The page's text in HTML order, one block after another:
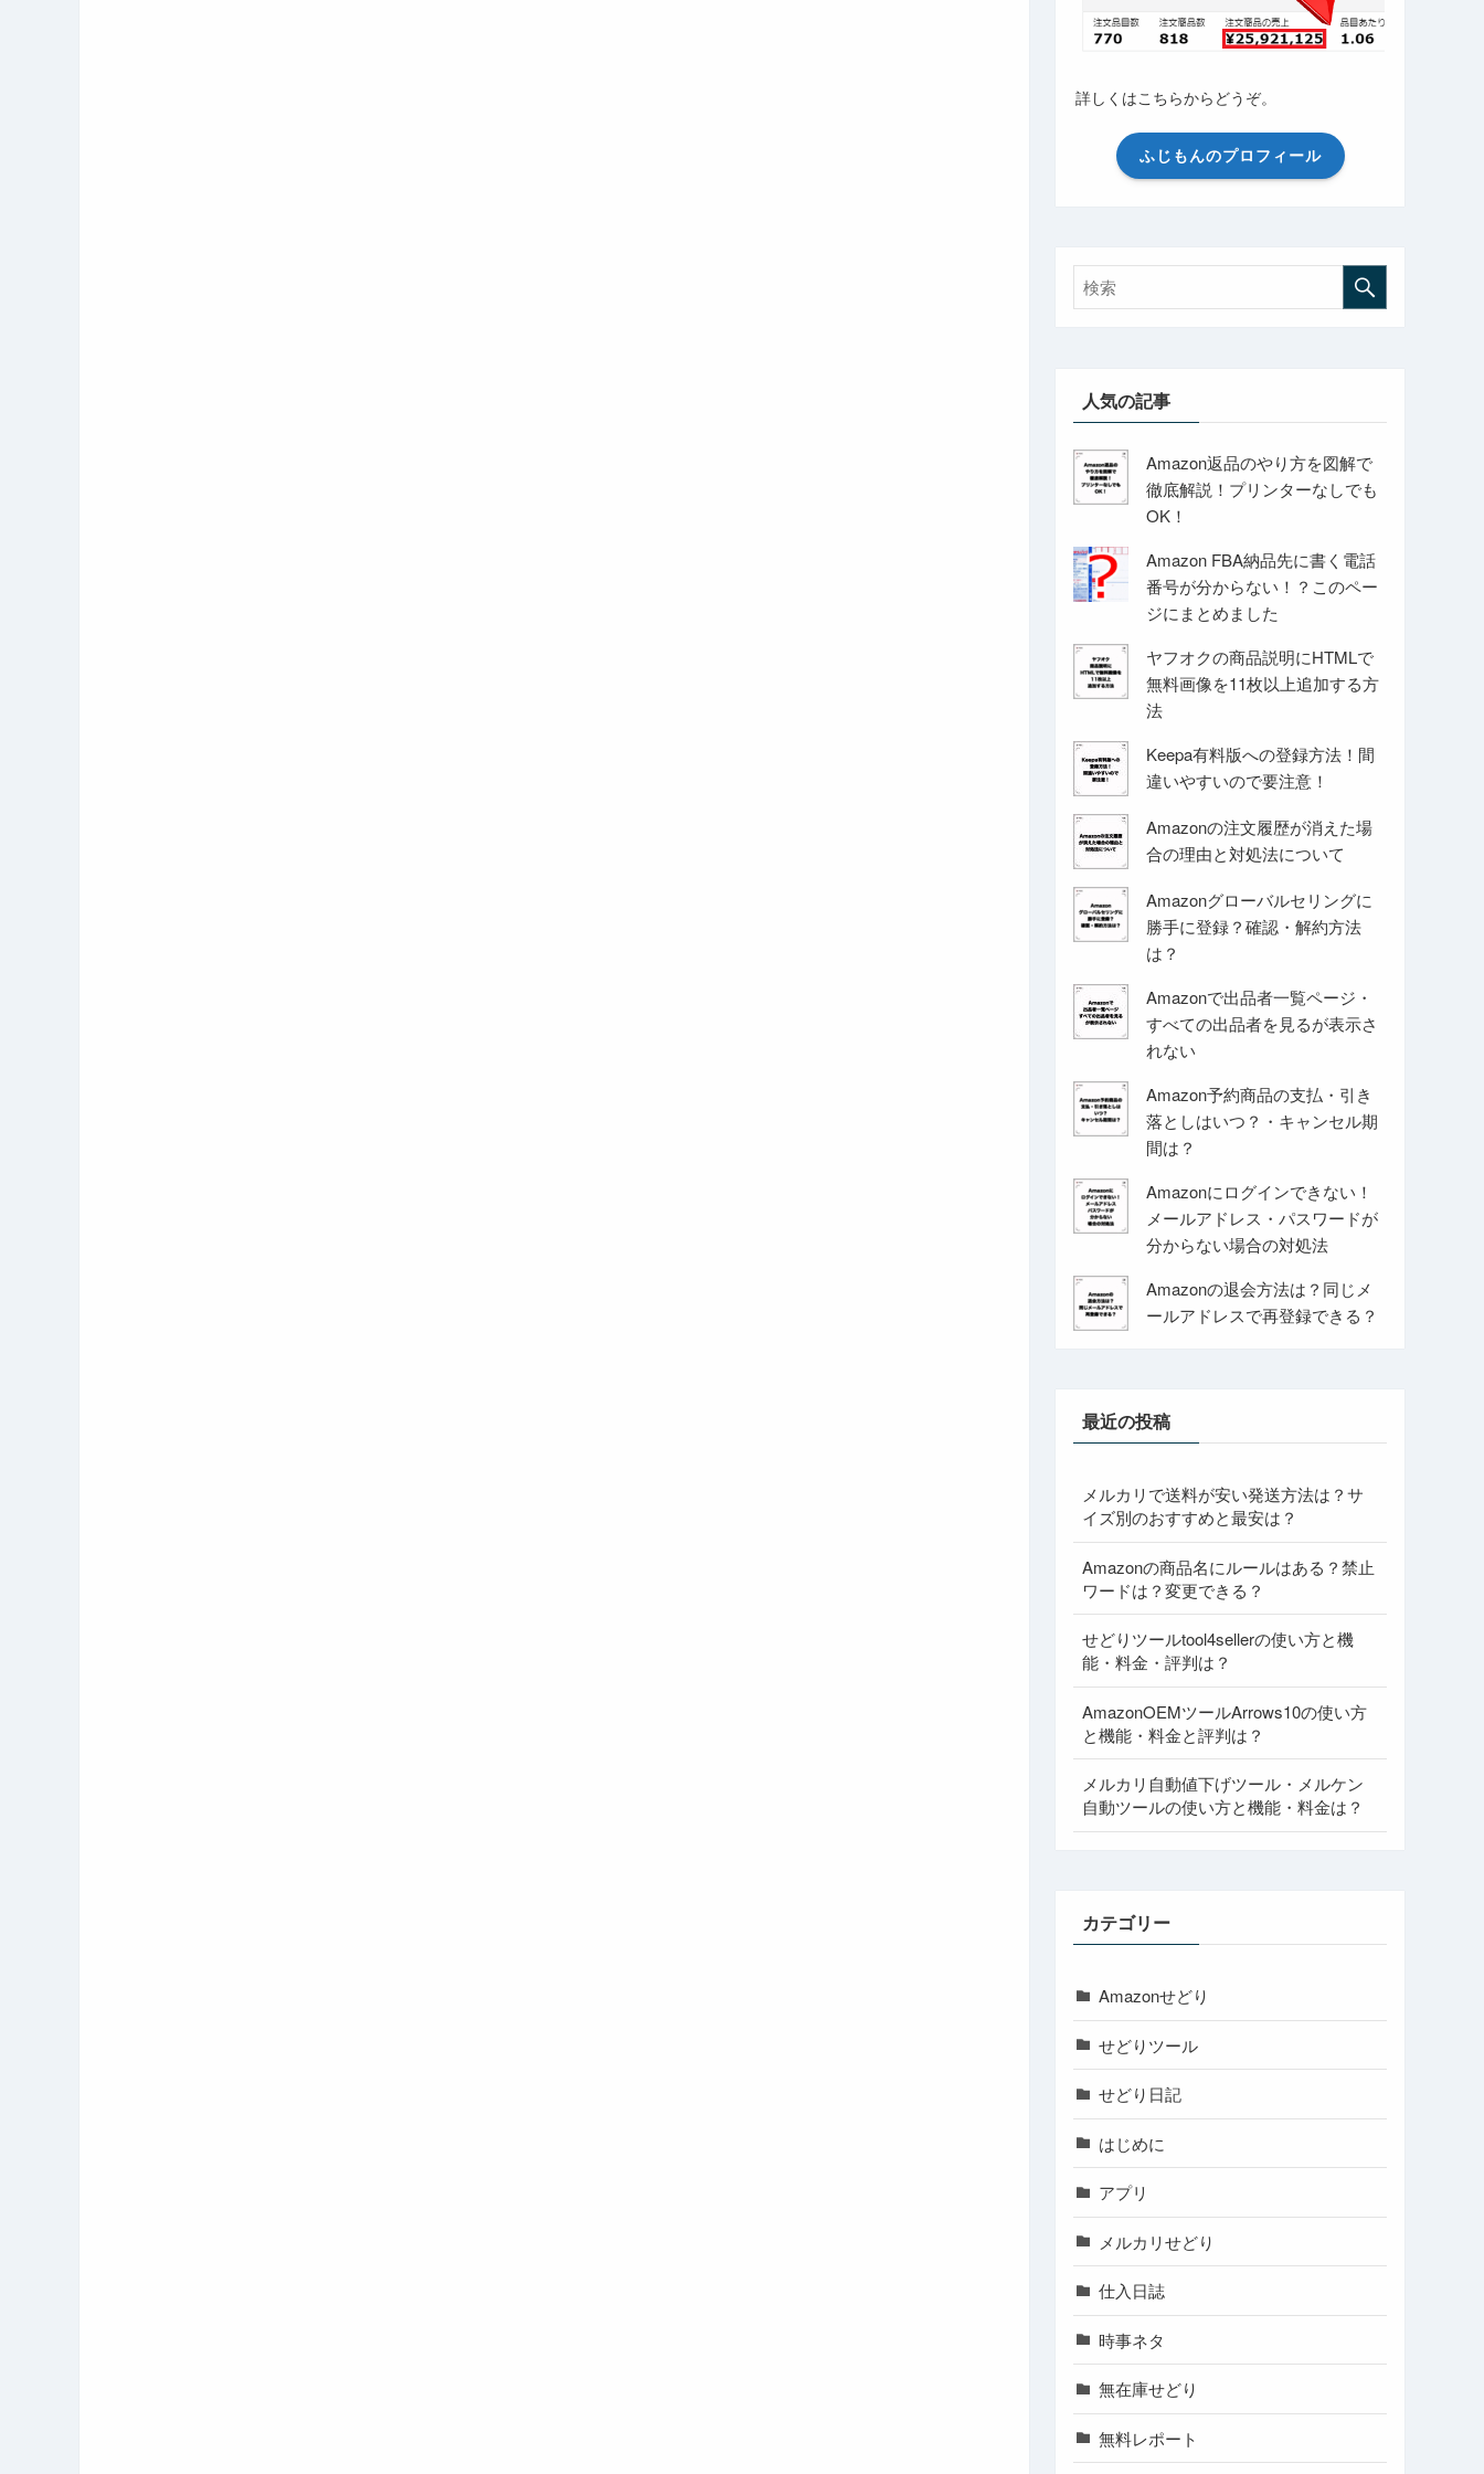
詳しくはこちらからどうぞ。
ふじもんのプロフィール
人気の記事
Amazon返品のやり方を図解で
徹底解説！プリンターなしでも
OK！
Amazon FBA納品先に書く電話
番号が分からない！？このペー
ジにまとめました
ヤフオクの商品説明にHTMLで
無料画像を11枚以上追加する方
法
Keepa有料版への登録方法！間
違いやすいので要注意！
Amazonの注文履歴が消えた場
合の理由と対処法について
Amazonグローバルセリングに
勝手に登録？確認・解約方法
は？
Amazonで出品者一覧ページ・
すべての出品者を見るが表示さ
れない
Amazon予約商品の支払・引き
落としはいつ？・キャンセル期
間は？
Amazonにログインできない！
メールアドレス・パスワードが
分からない場合の対処法
Amazonの退会方法は？同じメ
ールアドレスで再登録できる？
最近の投稿
メルカリで送料が安い発送方法は？サ
イズ別のおすすめと最安は？
Amazonの商品名にルールはある？禁止
ワードは？変更できる？
せどりツールtool4sellerの使い方と機
能・料金・評判は？
AmazonOEMツールArrows10の使い方
と機能・料金と評判は？
メルカリ自動値下げツール・メルケン
自動ツールの使い方と機能・料金は？
カテゴリー
Amazonせどり
せどりツール
せどり日記
はじめに
アプリ
メルカリせどり
仕入日誌
時事ネタ
無在庫せどり
無料レポート